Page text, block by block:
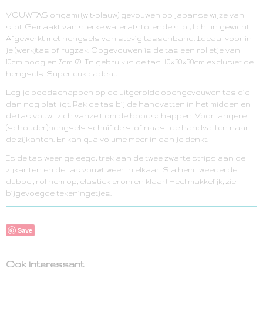
Bruto gewicht
0,10 Kg
VOUWTAS origami (wit-blauw) gevouwen op japanse wijze van
stof. Gemaakt van sterke waterafstotende stof, licht in gewicht.
Afgewerkt met hengsels van stevig tassenband. Ideaal voor in
je (werk)tas of rugzak. Opgevouwen is de tas een rolletje van
10cm hoog en 7cm Ø. In gebruik is de tas 40x30x30cm exclusief de
hengsels. Superleuk cadeau.
Leg je boodschappen op de uitgerolde opengevouwen tas die
dan nog plat ligt. Pak de tas bij de handvatten in het midden en
de tas vouwt zich vanzelf om de boodschappen. Voor langere
(schouder)hengsels schuif de stof naast de handvatten naar
de zijkanten. Er kan qua volume meer in dan je denkt.
Is de tas weer geleegd, trek aan de twee zwarte strips aan de
zijkanten en de tas vouwt weer in elkaar. Sla hem tweederde
dubbel, rol hem op, elastiek erom en klaar! Heel makkelijk, zie
bijgevoegde tekeningetjes.
Save
Ook interessant